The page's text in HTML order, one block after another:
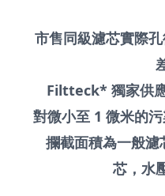
市售同級濾芯實際
Filtteck* 獨家供
對微小至 1 微米的污
攔截面積為一般
芯，水